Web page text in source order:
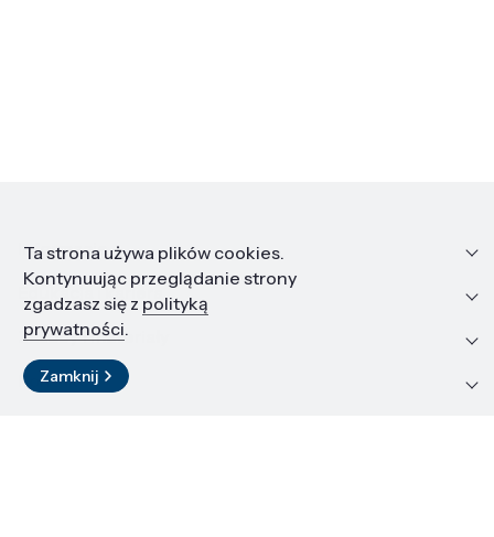
Informacje
Edukacja i kariera
Zasoby i materiały
Kontakt
Ta strona używa plików cookies.
Kontynuując przeglądanie strony
zgadzasz się z polityką
prywatności.
Zamknij